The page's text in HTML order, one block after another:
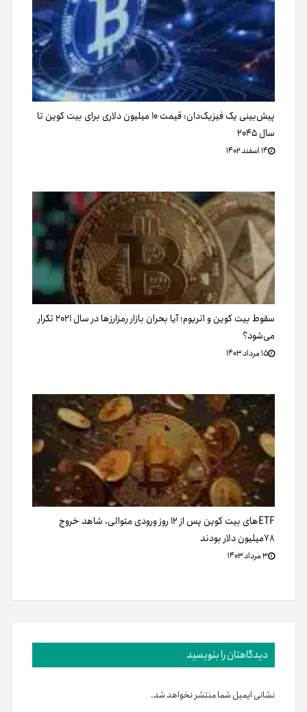
پیش‌بینی یک فیزیک‌دان: قیمت ۱۰ میلیون دلاری برای بیت کوین تا
سال ۲۰۴۵
۱۴ اسفند ۱۴۰۲
سقوط بیت کوین و اتریوم؛ آیا بحران بازار رمزارزها در سال ۲۰۲۱ تکرار
می‌شود؟
۱۵ مرداد ۱۴۰۳
ETFهای بیت کوین پس از ۱۲ روز ورودی متوالی، شاهد خروج
۷۸میلیون‌ دلار بودند
۳ مرداد ۱۴۰۳
دیدگاهتان را بنویسید
نشانی ایمیل شما منتشر نخواهد شد.